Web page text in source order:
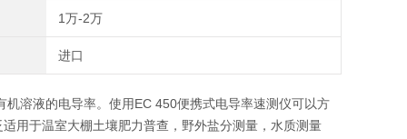
1万-2万
进口
有机溶液的电导率。使用EC 450便携式电导率速测仪可以方
用于温室大棚土壤肥力普查，野外盐分测量，水质测量